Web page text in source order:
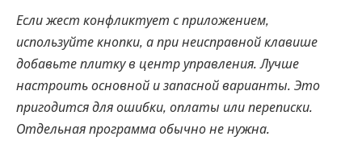
Если жест конфликтует с приложением,
используйте кнопки, а при неисправной клавише
добавьте плитку в центр управления. Лучше
настроить основной и запасной варианты. Это
пригодится для ошибки, оплаты или переписки.
Отдельная программа обычно не нужна.